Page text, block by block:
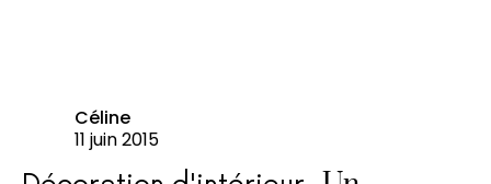
Céline
11 juin 2015